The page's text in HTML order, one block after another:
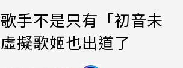
手不是只有「初音未
擬歌姬也出道了